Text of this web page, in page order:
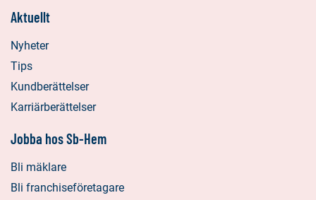
Aktuellt
Nyheter
Tips
Kundberättelser
Karriärberättelser
Jobba hos Sb-Hem
Bli mäklare
Bli franchiseföretagare